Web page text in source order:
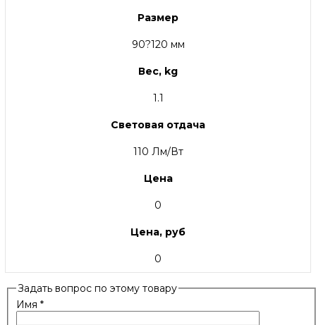
Размер
90?120 мм
Вес, kg
1.1
Световая отдача
110 Лм/Вт
Цена
0
Цена, руб
0
Задать вопрос по этому товару
Имя *